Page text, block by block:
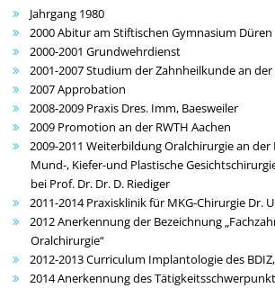
Jahrgang 1980
2000 Abitur am Stiftischen Gymnasium Düren
2000-2001 Grundwehrdienst
2001-2007 Studium der Zahnheilkunde an der
2007 Approbation
2008-2009 Praxis Dres. Imm, Baesweiler
2009 Promotion an der RWTH Aachen
2009-2011 Weiterbildung Oralchirurgie an der
Mund-, Kiefer-und Plastische
bei Prof. Dr. Dr. D. Riediger
2011-2014 Praxisklinik für MKG-Chirurgie Dr.
2012 Anerkennung der Bezeichnung
Oralchirurgie“
2012-2013 Curriculum Implantologie des
2014 Anerkennung des